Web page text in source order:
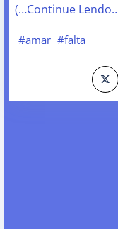
(…Continue
#amar #falta